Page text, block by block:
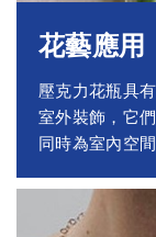
花藝應用
壓克力花瓶具
室外裝飾，它
同時為室內空